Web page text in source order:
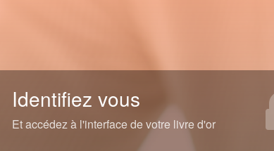
Identifiez vous
Et accédez à l'interface de votre livre d'or